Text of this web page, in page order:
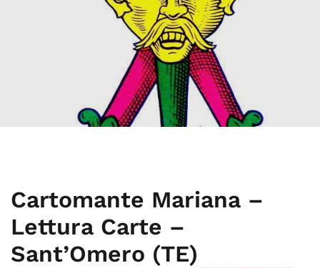
Cartomante Mariana –
Lettura Carte –
Sant’Omero (TE)